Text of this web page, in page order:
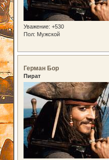
Уважение: +530
Пол: Мужской
Герман Бор
Пират